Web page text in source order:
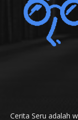
Cerita Seru adalah